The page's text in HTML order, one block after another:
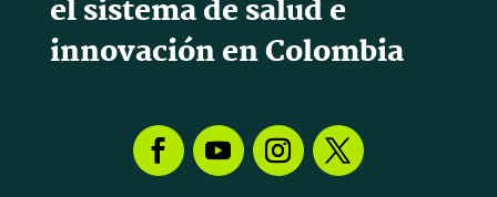
el sistema de salud e
innovación en Colombia